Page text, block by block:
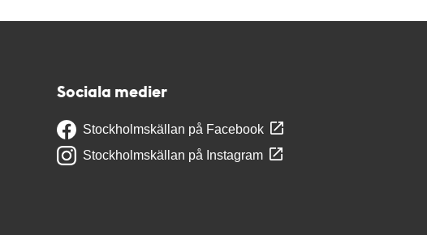
Sociala medier
Stockholmskällan på Facebook
Stockholmskällan på Instagram